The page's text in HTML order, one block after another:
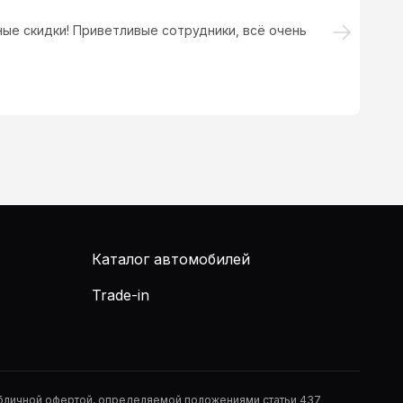
скидки! Приветливые сотрудники, всё очень
Каталог автомобилей
Trade-in
офертой, определяемой положениями статьи 437